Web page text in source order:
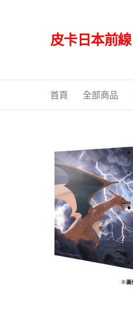
皮卡日本前線
首頁 全部商品